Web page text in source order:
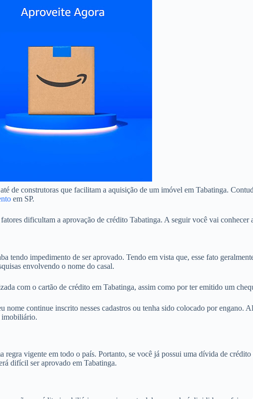
de construtoras que facilitam a aquisição de um imóvel em Tabatinga.
em SP.
dificultam a aprovação de crédito Tabatinga. A seguir você vai conhecer
tendo impedimento de ser aprovado. Tendo em vista que, esse fato
envolvendo o nome do casal.
com o cartão de crédito em Tabatinga, assim como por ter emitido um
nome continue inscrito nesses cadastros ou tenha sido colocado por engano.
imobiliário.
vigente em todo o país. Portanto, se você já possui uma dívida de
difícil ser aprovado em Tabatinga.